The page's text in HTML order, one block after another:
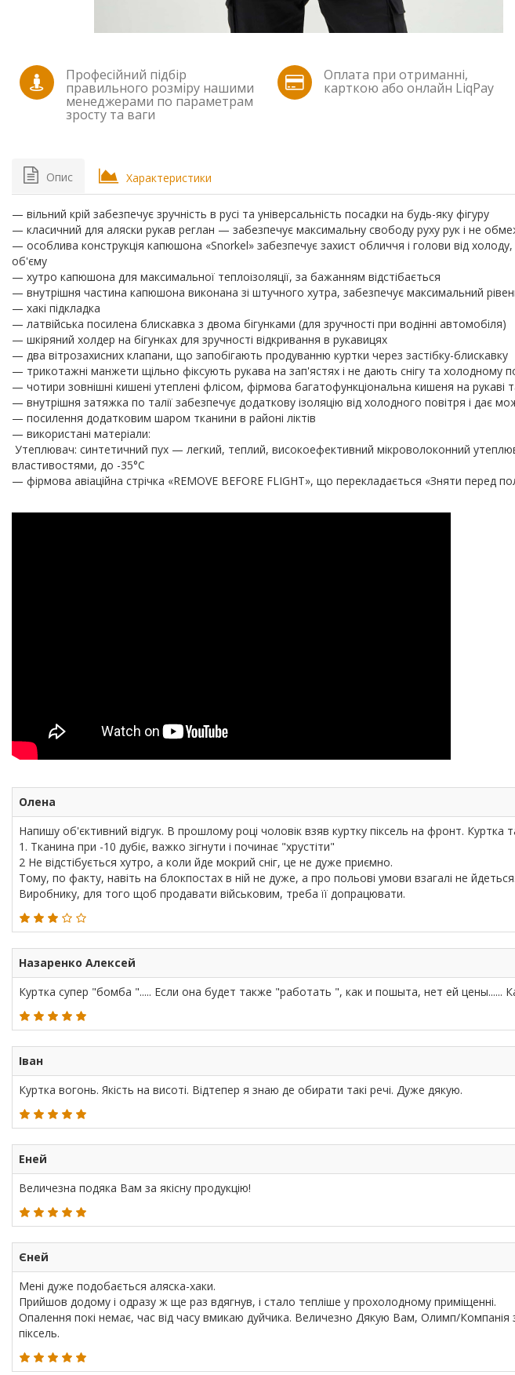
Професійний підбір
правильного розміру нашими
менеджерами по параметрам
зросту та ваги
Оплата при отриманні,
карткою або онлайн LiqPay
Опис Характеристики
— вільний крій забезпечує зручність в русі та універсальність посадки на будь-яку фігуру
— класичний для аляски рукав реглан — забезпечує максимальну свободу руху рук і не
— особлива конструкція капюшона «Snorkel» забезпечує захист обличчя і голови від
об'єму
— хутро капюшона для максимальної теплоізоляції, за бажанням відстібається
— внутрішня частина капюшона виконана зі штучного хутра, забезпечує максимальний
— хакі підкладка
— латвійська посилена блискавка з двома бігунками (для зручності при водінні автомобіля)
— шкіряний холдер на бігунках для зручності відкривання в рукавицях
— два вітрозахисних клапани, що запобігають продуванню куртки через застібку-блискавку
— трикотажні манжети щільно фіксують рукава на зап'ястях і не дають снігу та холодному
— чотири зовнішні кишені утеплені флісом, фірмова багатофункціональна кишеня на рукаві
— внутрішня затяжка по талії забезпечує додаткову ізоляцію від холодного повітря і дає
— посилення додатковим шаром тканини в районі ліктів
— використані матеріали:
Утеплювач: синтетичний пух — легкий, теплий, високоефективний мікроволоконний
властивостями, до -35°C
— фірмова авіаційна стрічка «REMOVE BEFORE FLIGHT», що перекладається «Зняти перед
Олена
Напишу об'єктивний відгук. В прошлому році чоловік взяв куртку піксель на фронт. Куртка
1. Тканина при -10 дубіє, важко зігнути і починає "хрустіти"
2 Не відстібується хутро, а коли йде мокрий сніг, це не дуже приємно.
Тому, по факту, навіть на блокпостах в ній не дуже, а про польові умови взагалі не йдеться.
Виробнику, для того щоб продавати військовим, треба її допрацювати.
Назаренко Алексей
Куртка супер "бомба "..... Если она будет также "работать ", как и пошыта, нет ей цены......
Іван
Куртка вогонь. Якість на висоті. Відтепер я знаю де обирати такі речі. Дуже дякую.
Еней
Величезна подяка Вам за якісну продукцію!
Єней
Мені дуже подобається аляска-хаки.
Прийшов додому і одразу ж ще раз вдягнув, і стало тепліше у прохолодному приміщенні.
Опалення покі немає, час від часу вмикаю дуйчика. Величезно Дякую Вам, Олимп/Компанія
піксель.